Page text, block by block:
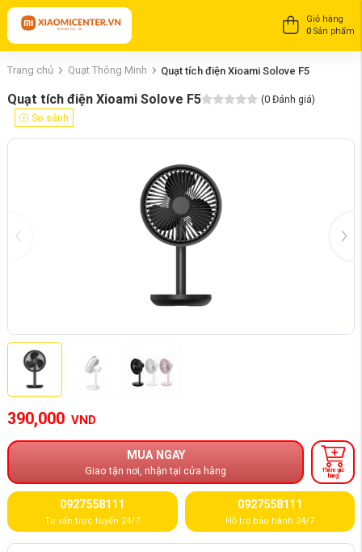
Giỏ hàng
0 Sản phẩm
Trang chủ Quạt Thông Minh Quạt tích điện Xioami Solove F5
Quạt tích điện Xioami Solove F5 (0 Đánh giá)
So sánh
390,000 VND
MUA NGAY
Giao tận nơi, nhận tại cửa hàng
Thêm giỏ
hàng
0927558111
Tư vấn trực tuyến 24/7
0927558111
Hỗ trợ bảo hành 24/7